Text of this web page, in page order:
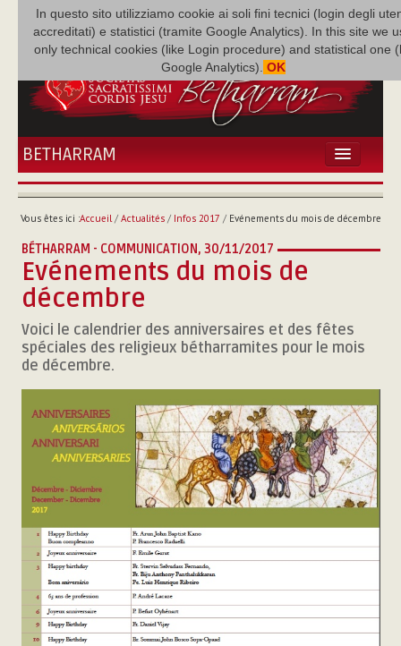
In questo sito utilizziamo cookie ai soli fini tecnici (login degli
accreditati) e statistici (tramite Google Analytics). In this site we
only technical cookies (like Login procedure) and statistical one
Google Analytics). OK
BETHARRAM
ACCUEIL
FAMILLE
MISSION
NEF
MULTIMÉDIA
P. AUGUSTE ETCHÉCOPAR
Vous êtes ici :Accueil/ Actualités/ Infos 2017 / Evénements du mois de décembre
BÉTHARRAM - COMMUNICATION, 30/11/2017
Evénements du mois de
décembre
Voici le calendrier des anniversaires et des fêtes
spéciales des religieux bétharramites pour le mois
de décembre.